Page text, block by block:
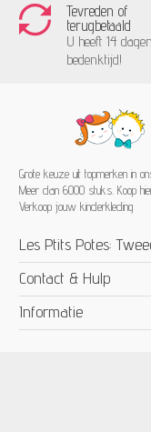
Tevreden of
terugbetaald
U heeft 14 dagen
bedenktijd!
Grote keuze uit topmerken in
Meer dan 6000 stuks. Koop
Verkoop jouw kinderkleding
Les Ptits Potes:
Contact & Hulp
Informatie